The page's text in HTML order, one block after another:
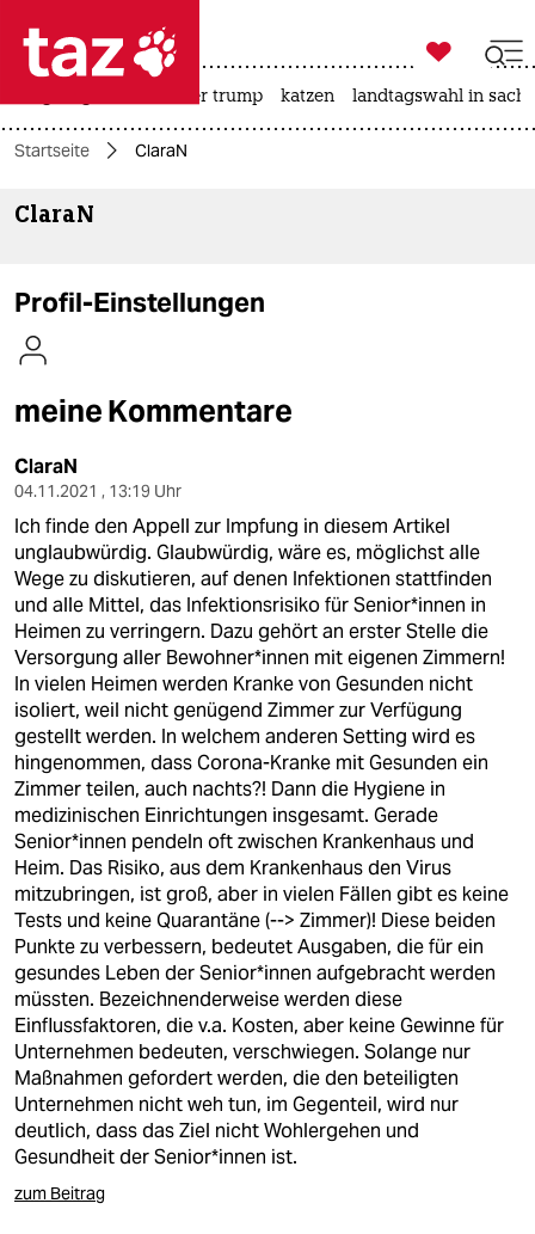
 taz zahl ich
themen
kultur
sport
berlin
nord
wahrheit
verlag
verlag
veranstaltungen
shop
fragen & hilfe
unterstützen
abo
genossenschaft
epaper login

taz zahl ich
usa unter trump katzen landtagswahl in
Startseite ClaraN
ClaraN
Profil-Einstellungen
meine Kommentare
ClaraN
04.11.2021 , 13:19 Uhr
Ich finde den Appell zur Impfung in diesem Artikel
unglaubwürdig. Glaubwürdig, wäre es, möglichst alle
Wege zu diskutieren, auf denen Infektionen stattfinden
und alle Mittel, das Infektionsrisiko für Senior*innen in
Heimen zu verringern. Dazu gehört an erster Stelle die
Versorgung aller Bewohner*innen mit eigenen Zimmern!
In vielen Heimen werden Kranke von Gesunden nicht
isoliert, weil nicht genügend Zimmer zur Verfügung
gestellt werden. In welchem anderen Setting wird es
hingenommen, dass Corona-Kranke mit Gesunden ein
Zimmer teilen, auch nachts?! Dann die Hygiene in
medizinischen Einrichtungen insgesamt. Gerade
Senior*innen pendeln oft zwischen Krankenhaus und
Heim. Das Risiko, aus dem Krankenhaus den Virus
mitzubringen, ist groß, aber in vielen Fällen gibt es keine
Tests und keine Quarantäne (--> Zimmer)! Diese beiden
Punkte zu verbessern, bedeutet Ausgaben, die für ein
gesundes Leben der Senior*innen aufgebracht werden
müssten. Bezeichnenderweise werden diese
Einflussfaktoren, die v.a. Kosten, aber keine Gewinne für
Unternehmen bedeuten, verschwiegen. Solange nur
Maßnahmen gefordert werden, die den beteiligten
Unternehmen nicht weh tun, im Gegenteil, wird nur
deutlich, dass das Ziel nicht Wohlergehen und
Gesundheit der Senior*innen ist.
zum Beitrag